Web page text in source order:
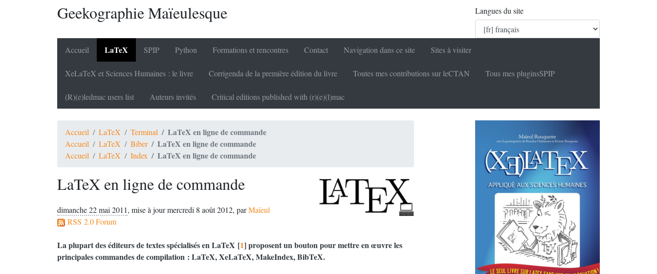
Geekographie Maïeulesque Langues du site
Accueil LaTeX SPIP Python Formations et rencontres Contact Navigation dans ce site Sites à visiter
XeLaTeX et Sciences Humaines : le livre Corrigenda de la première édition du livre Toutes mes contributions sur leCTAN Tous mes pluginsSPIP
(R)(e)ledmac users list Auteurs invités Critical editions published with (r)(e)(l)mac
Accueil LaTeX Terminal LaTeX en ligne de commande
Accueil LaTeX Biber LaTeX en ligne de commande
Accueil LaTeX Index LaTeX en ligne de commande
LaTeX en ligne de commande
dimanche 22 mai 2011, mise à jour mercredi 8 août 2012, parMaïeul
RSS 2.0 Forum
La plupart des éditeurs de textes spécialisés en LaTeX [1]proposent un bouton pour mettre en œuvre les
principales commandes de compilation : LaTeX, XeLaTeX, MakeIndex, BibTeX.